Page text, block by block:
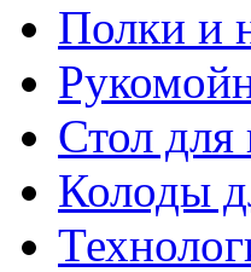
Полки и
Стол
Колоды